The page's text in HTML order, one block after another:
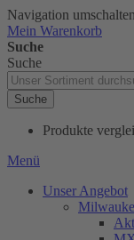
Navigation umschalten
Mein Warenkorb
Suche
Suche
Suche
Produkte
Menü
Unser Angebot